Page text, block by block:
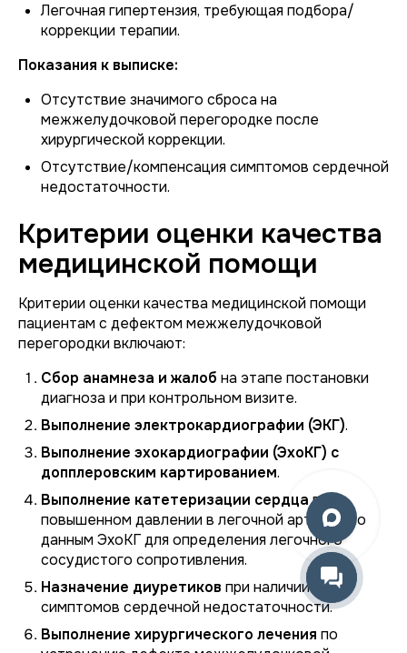
Легочная гипертензия, требующая подбора/
коррекции терапии.
Показания к выписке:
Отсутствие значимого сброса на
межжелудочковой перегородке после
хирургической коррекции.
Отсутствие/компенсация симптомов сердечной
недостаточности.
Критерии оценки качества
медицинской помощи
Критерии оценки качества медицинской помощи
пациентам с дефектом межжелудочковой
перегородки включают:
Сбор анамнеза и жалоб на этапе постановки
диагноза и при контрольном визите.
Выполнение электрокардиографии (ЭКГ).
Выполнение эхокардиографии (ЭхоКГ) с
допплеровским картированием.
Выполнение катетеризации сердцапри
повышенном давлении в легочной артерии по
данным ЭхоКГ для определения легочного
сосудистого сопротивления.
Назначение диуретиков при наличии
симптомов сердечной недостаточности.
Выполнение хирургического лечения по